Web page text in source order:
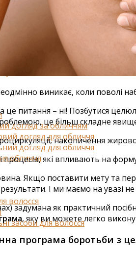
набряклості
фігури і ліфтинг
і душу
догляд для тіла
і талії
догляд за обличчям
догляд для обличчя
догляд для обличчя
обличчя
волосся
засоби для волосся
виникає, коли поволі
це питання – ні! Позбутися
це більш складне
накопичення
процесів, які впливають на
Якщо поставити мету та
І ми маємо на увазі
задумана як практичний
, яку ви можете легко
програма боротьби з